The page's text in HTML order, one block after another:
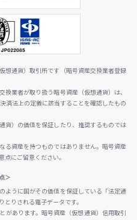
想通貨）取引所です（暗号資産交換業者登録
業者が取り扱う暗号資産（仮想通貨）は、
済法上の定義に該当することを確認したもの
貨）の価値を保証したり、推奨するものでは
る資産を持つものではありません。暗号資産
点にご留意ください。
＞
ように国がその価値を保証している「法定通
りされる電子データです。
があります。暗号資産（仮想通貨）信用取引